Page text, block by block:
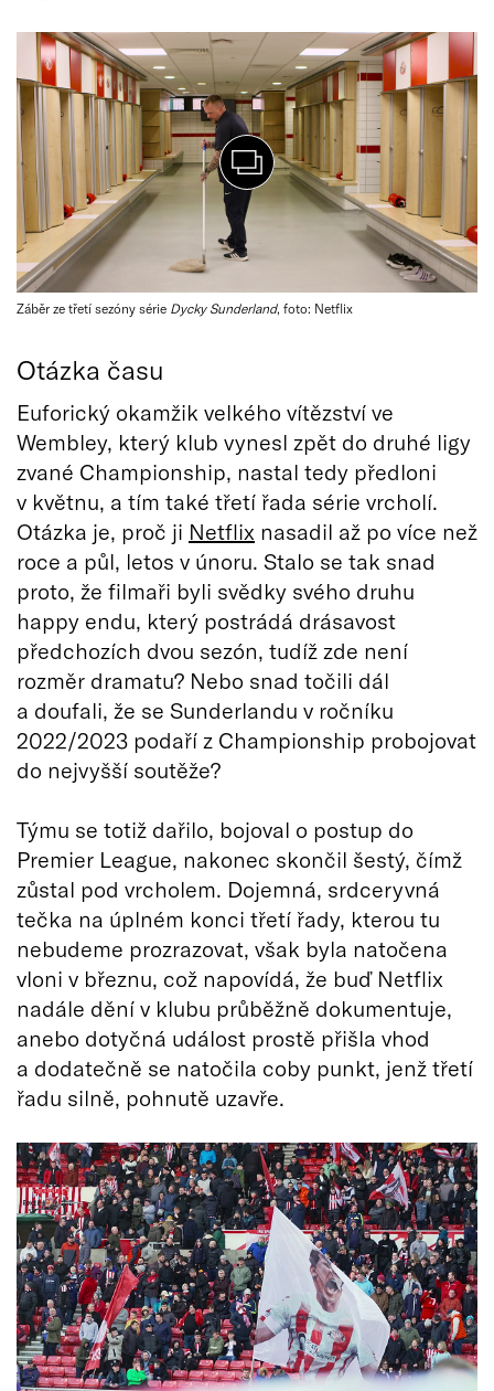
Záběr ze třetí sezóny série Dycky Sunderland, foto: Netflix
Otázka času
Euforický okamžik velkého vítězství ve
Wembley, který klub vynesl zpět do druhé ligy
zvané Championship, nastal tedy předloni
v květnu, a tím také třetí řada série vrcholí.
Otázka je, proč ji Netflix nasadil až po více než
roce a půl, letos v únoru. Stalo se tak snad
proto, že filmaři byli svědky svého druhu
happy endu, který postrádá drásavost
předchozích dvou sezón, tudíž zde není
rozměr dramatu? Nebo snad točili dál
a doufali, že se Sunderlandu v ročníku
2022/2023 podaří z Championship probojovat
do nejvyšší soutěže?
Týmu se totiž dařilo, bojoval o postup do
Premier League, nakonec skončil šestý, čímž
zůstal pod vrcholem. Dojemná, srdceryvná
tečka na úplném konci třetí řady, kterou tu
nebudeme prozrazovat, však byla natočena
vloni v březnu, což napovídá, že buď Netflix
nadále dění v klubu průběžně dokumentuje,
anebo dotyčná událost prostě přišla vhod
a dodatečně se natočila coby punkt, jenž třetí
řadu silně, pohnutě uzavře.